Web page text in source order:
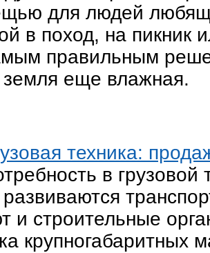
для людей
в поход, на пикник
правильным
еще влажная.
техника:
в грузовой
и строительные
крупногабаритных